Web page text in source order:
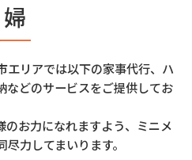
婦
エリアでは以下の家事代行、ハ
などのサービスをご提供してお
のお力になれますよう、ミニメ
力してまいります。